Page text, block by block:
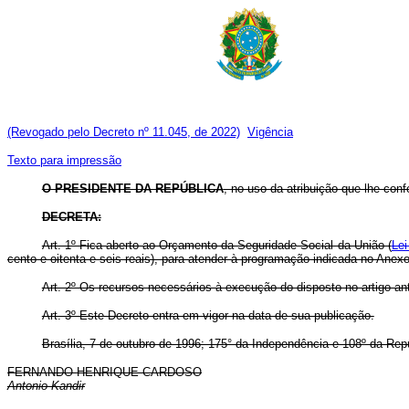
(Revogado pelo Decreto nº 11.045, de 2022) Vigência
Texto para impressão
O PRESIDENTE DA REPÚBLICA, no uso da atribuição que lhe
DECRETA:
Art. 1º Fica aberto ao Orçamento da Seguridade Social da União (
cento e oitenta e seis reais), para atender à programação indicada no
Art. 2º Os recursos necessários à execução do disposto no artigo
Art. 3º Este Decreto entra em vigor na data de sua publicação.
Brasília, 7 de outubro de 1996; 175° da Independência e 108º da
FERNANDO HENRIQUE CARDOSO
Antonio Kandir